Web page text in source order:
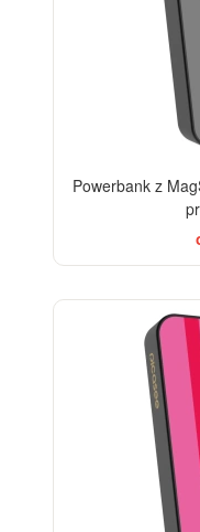
Powerbank z